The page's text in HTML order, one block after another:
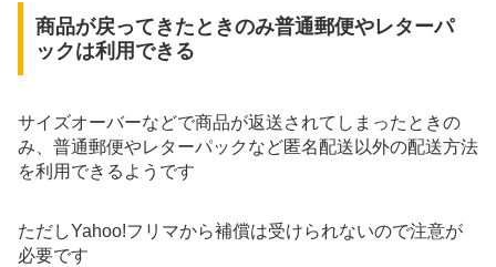
商品が戻ってきたときのみ普通郵便やレターパ
ックは利用できる
サイズオーバーなどで商品が返送されてしまったときの
み、普通郵便やレターパックなど匿名配送以外の配送方法
を利用できるようです
ただしYahoo!フリマから補償は受けられないので注意が
必要です